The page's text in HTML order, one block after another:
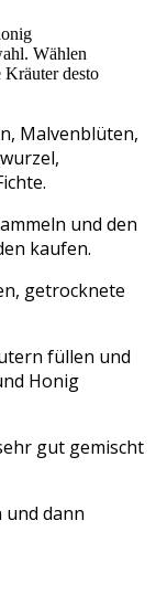
Wählen
Kräuter desto
Malvenblüten,
und den
kaufen.
getrocknete
füllen und
Honig
gut gemischt
und dann